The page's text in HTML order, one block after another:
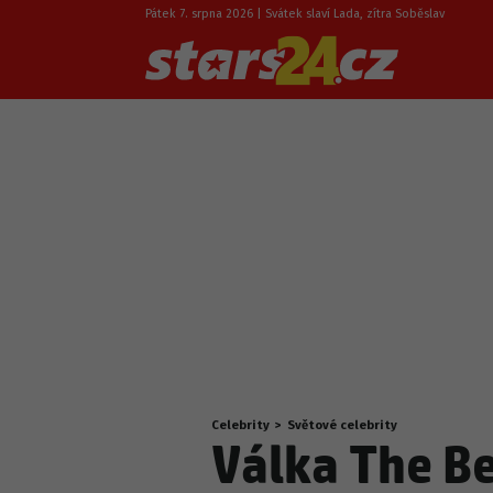
Pátek 7. srpna 2026 | Svátek slaví Lada, zítra Soběslav
Nacházíte
se
zde:
Celebrity > Světové celebrity
Válka The